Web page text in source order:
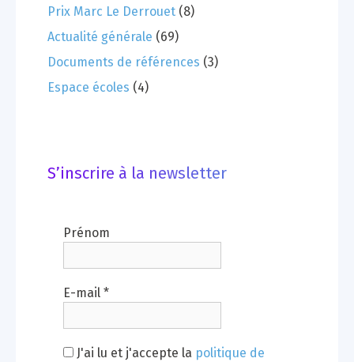
Prix Marc Le Derrouet (8)
Actualité générale (69)
Documents de références (3)
Espace écoles (4)
S’inscrire à la newsletter
Prénom
E-mail *
J'ai lu et j'accepte la politique de